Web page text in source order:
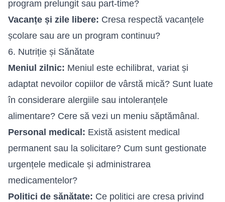
program prelungit sau part-time?
Vacanțe și zile libere: Cresa respectă vacanțele
școlare sau are un program continuu?
6. Nutriție și Sănătate
Meniul zilnic: Meniul este echilibrat, variat și
adaptat nevoilor copiilor de vârstă mică? Sunt luate
în considerare alergiile sau intoleranțele
alimentare? Cere să vezi un meniu săptămânal.
Personal medical: Există asistent medical
permanent sau la solicitare? Cum sunt gestionate
urgențele medicale și administrarea
medicamentelor?
Politici de sănătate: Ce politici are cresa privind